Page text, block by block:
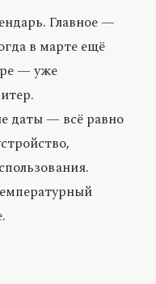
Главное —
в марте ещё
— уже
даты — всё равно